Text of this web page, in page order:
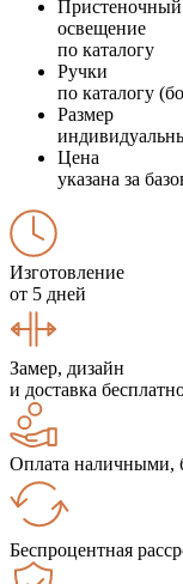
Пристеночный
освещение
по каталогу
Ручки
по каталогу
Размер
Цена
указана за
Изготовление
от 5 дней
Замер, дизайн
и доставка
Оплата наличными,
Беспроцентная